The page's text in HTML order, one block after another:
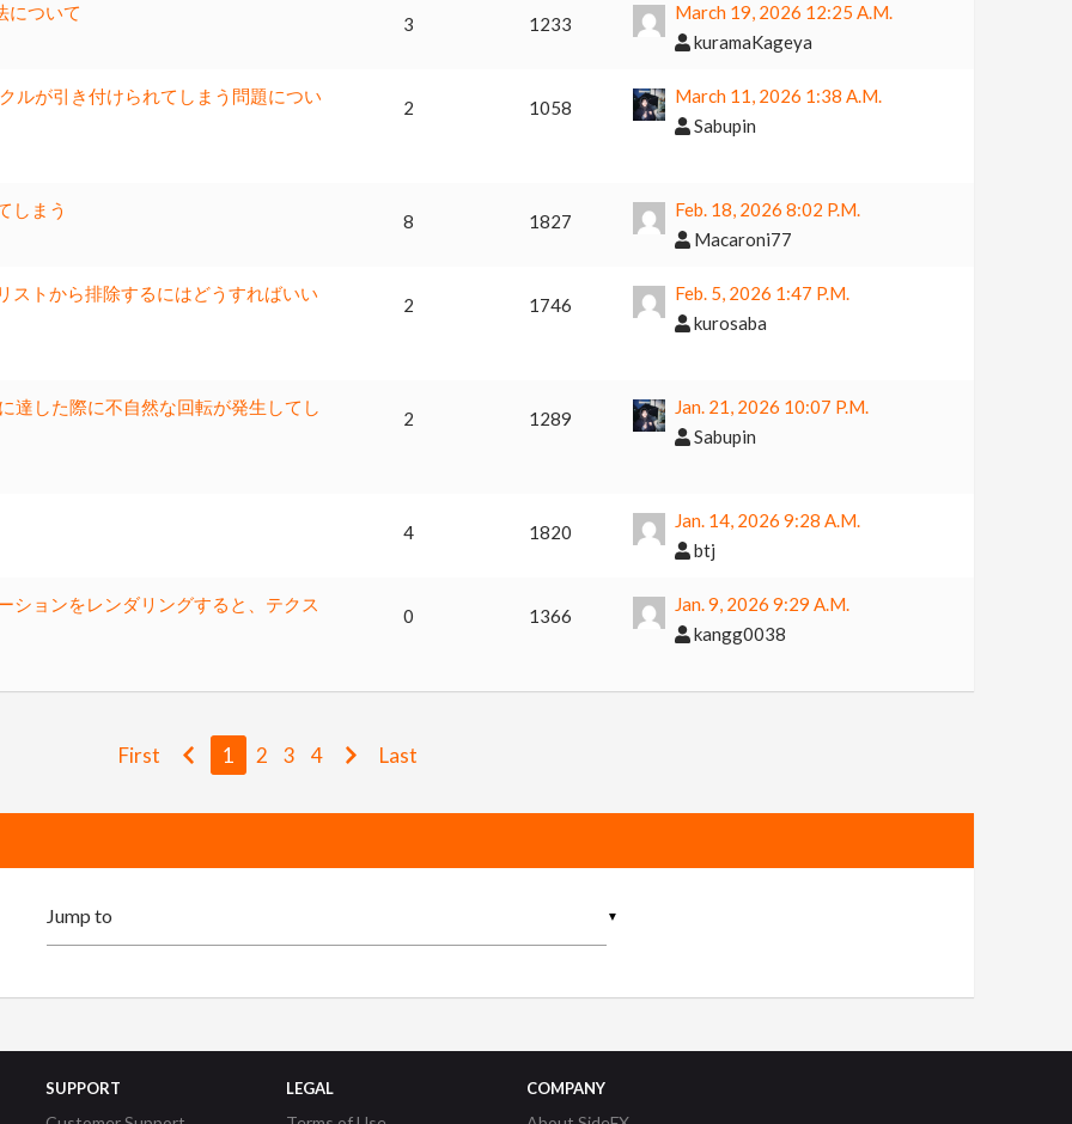
について
3 1233
March 19, 2026 12:25 A.m.
kuramaKageya
ルが引き付けられてしまう問題につい
2 1058
March 11, 2026 1:38 A.m.
Sabupin
しまう
8 1827
Feb. 18, 2026 8:02 P.m.
Macaroni77
ストから排除するにはどうすればいい
2 1746
Feb. 5, 2026 1:47 P.m.
kurosaba
達した際に不自然な回転が発生してし
2 1289
Jan. 21, 2026 10:07 P.m.
Sabupin
4 1820
Jan. 14, 2026 9:28 A.m.
btj
ションをレンダリングすると、テクス
0 1366
Jan. 9, 2026 9:29 A.m.
kangg0038
First 1 2 3 4 Last
▼
SUPPORT LEGAL COMPANY